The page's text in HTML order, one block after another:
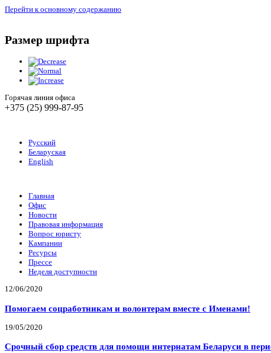
Перейти к основному содержанию
Размер шрифта
Горячая линия офиса
+375 (25) 999-87-95
Русский
Беларуская
English
Главная
Офис
Новости
Правовая информация
Вопрос юристу
Кампании
Ресурсы
Прессе
Неделя доступности
12/06/2020
Помогаем соцработникам и волонтерам вместе с Именами!
19/05/2020
Срочный сбор средств для помощи интернатам Беларуси в